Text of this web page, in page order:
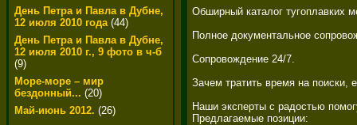
День Петра и Павла в Дубне,
12 июля 2010 года(44)
День Петра и Павла в Дубне,
12 июля 2010 г., 9 фото в ч-б
(9)
Море-море – мир
бездонный... (20)
Май-июнь 2012. (26)
Обширный каталог тугоплавких
Полное документальное
Сопровождение 24/7.
Зачем тратить время на поиски,
Наши эксперты с радостью
Предлагаемые позиции: